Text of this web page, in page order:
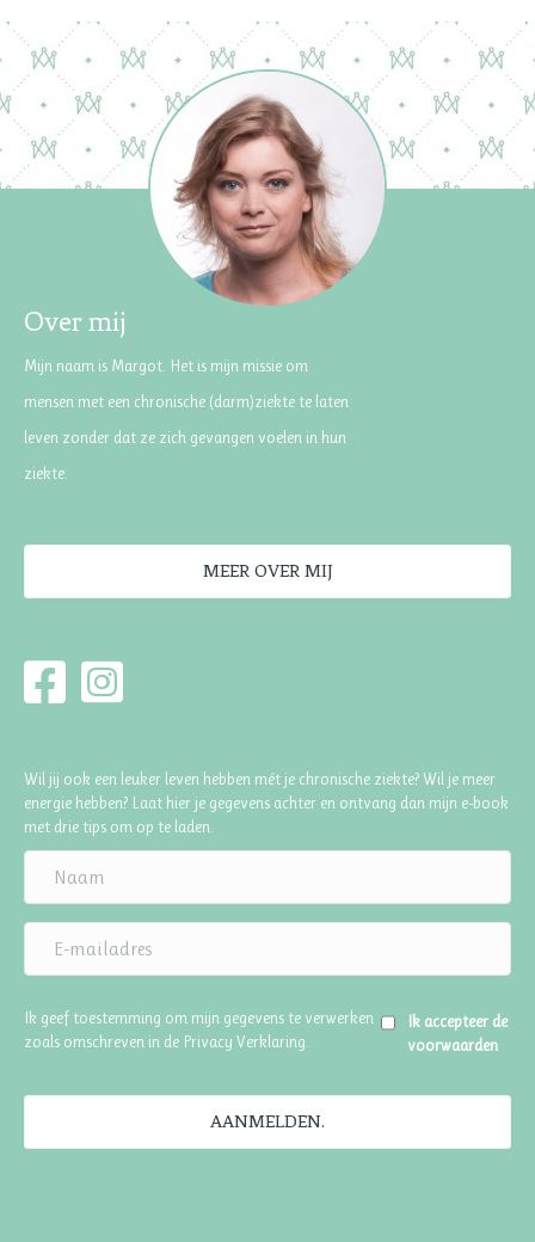
Over mij
Mijn naam is Margot. Het is mijn missie om
mensen met een chronische (darm)ziekte te laten
leven zonder dat ze zich gevangen voelen in hun
ziekte.
MEER OVER MIJ
Wil jij ook een leuker leven hebben mét je chronische ziekte? Wil je meer
energie hebben? Laat hier je gegevens achter en ontvang dan mijn e-book
met drie tips om op te laden.
Ik geef toestemming om mijn gegevens te verwerken
zoals omschreven in de Privacy Verklaring.
Ik accepteer de
voorwaarden
AANMELDEN.